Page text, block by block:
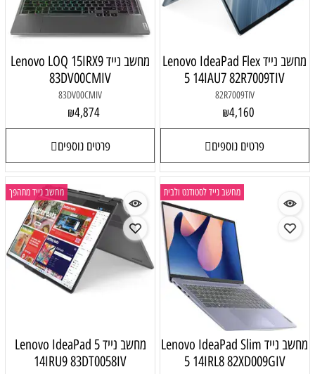
מחשב נייד Lenovo IdeaPad Flex
5 14IAU7 82R7009TIV
82R7009TIV
₪4,160
פרטים נוספים
מחשב נייד Lenovo LOQ 15IRX9
83DV00CMIV
83DV00CMIV
₪4,874
פרטים נוספים
מחשב נייד לסטודנט ולבית
מחשב נייד Lenovo IdeaPad Slim
5 14IRL8 82XD009GIV
מחשב נייד מתהפך
מחשב נייד Lenovo IdeaPad 5
14IRU9 83DT0058IV